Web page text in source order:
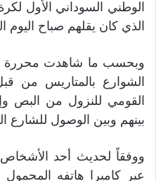
الوطني السوداني الأول
الذي كان يقلهم صباح اليوم
وبحسب ما شاهدت محررة
الشوارع بالمتاريس من
القومي للنزول من البص
بينهم وبين الوصول للشارع
ووفقاً لحديث أحد الأشخاص
عبر كاميرا هاتفه